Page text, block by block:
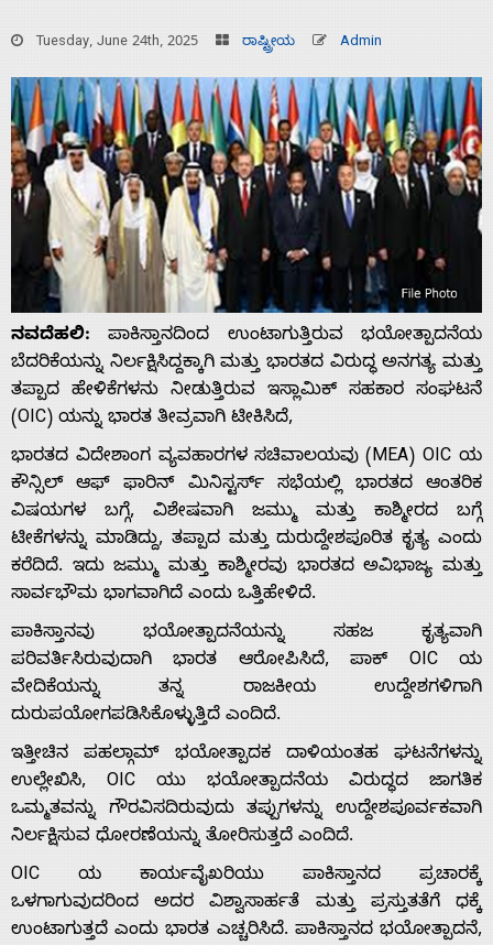
Home
About
Us
Tuesday, June 24th, 2025 ರಾಷ್ಟ್ರೀಯ Admin
ನವದೆಹಲಿ: ಪಾಕಿಸ್ತಾನದಿಂದ ಉಂಟಾಗುತ್ತಿರುವ ಭಯೋತ್ಪಾದನೆಯ
ಬೆದರಿಕೆಯನ್ನು ನಿರ್ಲಕ್ಷಿಸಿದ್ದಕ್ಕಾಗಿ ಮತ್ತು ಭಾರತದ ವಿರುದ್ಧ ಅನಗತ್ಯ ಮತ್ತು
ತಪ್ಪಾದ ಹೇಳಿಕೆಗಳನು ನೀಡುತ್ತಿರುವ ಇಸ್ಲಾಮಿಕ್ ಸಹಕಾರ ಸಂಘಟನೆ
(OIC) ಯನ್ನು ಭಾರತ ತೀವ್ರವಾಗಿ ಟೀಕಿಸಿದೆ,
ಭಾರತದ ವಿದೇಶಾಂಗ ವ್ಯವಹಾರಗಳ ಸಚಿವಾಲಯವು (MEA) OIC ಯ
ಕೌನ್ಸಿಲ್ ಆಫ್ ಫಾರಿನ್ ಮಿನಿಸ್ಟರ್ಸ್ ಸಭೆಯಲ್ಲಿ ಭಾರತದ ಆಂತರಿಕ
ವಿಷಯಗಳ ಬಗ್ಗೆ, ವಿಶೇಷವಾಗಿ ಜಮ್ಮು ಮತ್ತು ಕಾಶ್ಮೀರದ ಬಗ್ಗೆ
ಟೀಕೆಗಳನ್ನು ಮಾಡಿದ್ದು, ತಪ್ಪಾದ ಮತ್ತು ದುರುದ್ದೇಶಪೂರಿತ ಕೃತ್ಯ ಎಂದು
ಕರೆದಿದೆ. ಇದು ಜಮ್ಮು ಮತ್ತು ಕಾಶ್ಮೀರವು ಭಾರತದ ಅವಿಭಾಜ್ಯ ಮತ್ತು
ಸಾರ್ವಭೌಮ ಭಾಗವಾಗಿದೆ ಎಂದು ಒತ್ತಿಹೇಳಿದೆ.
ಪಾಕಿಸ್ತಾನವು ಭಯೋತ್ಪಾದನೆಯನ್ನು ಸಹಜ ಕೃತ್ಯವಾಗಿ
ಪರಿವರ್ತಿಸಿರುವುದಾಗಿ ಭಾರತ ಆರೋಪಿಸಿದೆ, ಪಾಕ್ OIC ಯ
ವೇದಿಕೆಯನ್ನು ತನ್ನ ರಾಜಕೀಯ ಉದ್ದೇಶಗಳಿಗಾಗಿ
ದುರುಪಯೋಗಪಡಿಸಿಕೊಳ್ಳುತ್ತಿದೆ‌ ಎಂದಿದೆ.
ಇತ್ತೀಚಿನ ಪಹಲ್ಗಾಮ್ ಭಯೋತ್ಪಾದಕ ದಾಳಿಯಂತಹ ಘಟನೆಗಳನ್ನು
ಉಲ್ಲೇಖಿಸಿ, OIC ಯು ಭಯೋತ್ಪಾದನೆಯ ವಿರುದ್ಧದ ಜಾಗತಿಕ
ಒಮ್ಮತವನ್ನು ಗೌರವಿಸದಿರುವುದು ತಪ್ಪುಗಳನ್ನು ಉದ್ದೇಶಪೂರ್ವಕವಾಗಿ
ನಿರ್ಲಕ್ಷಿಸುವ ಧೋರಣೆಯನ್ನು ತೋರಿಸುತ್ತದೆ ಎಂದಿದೆ.
OIC ಯ ಕಾರ್ಯವೈಖರಿಯು ಪಾಕಿಸ್ತಾನದ ಪ್ರಚಾರಕ್ಕೆ
ಒಳಗಾಗುವುದರಿಂದ ಅದರ ವಿಶ್ವಾಸಾರ್ಹತೆ ಮತ್ತು ಪ್ರಸ್ತುತತೆಗೆ ಧಕ್ಕೆ
ಉಂಟಾಗುತ್ತದೆ ಎಂದು ಭಾರತ ಎಚ್ಚರಿಸಿದೆ. ಪಾಕಿಸ್ತಾನದ ಭಯೋತ್ಪಾದನೆ,